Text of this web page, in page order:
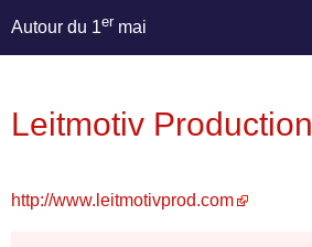
Autour du 1er mai
Leitmotiv Production
http://www.leitmotivprod.com